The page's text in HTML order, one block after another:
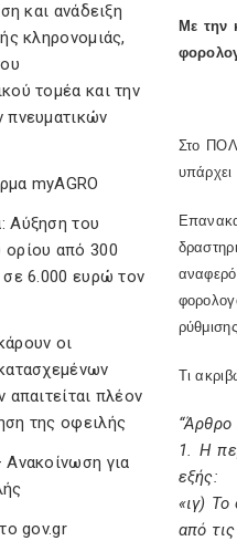
και ανάδειξη
κληρονομιάς,
τομέα και την
πνευματικών
myAGRO
Αύξηση του
από 300
6.000 ευρώ τον
οι
πλέον
της οφειλής
για
gov.gr
Με την
Στο
υπάρχει
Τι
1. Η
εξής:
«ιγ)
από